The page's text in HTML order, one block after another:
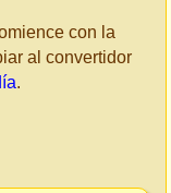
con la
al convertidor
.